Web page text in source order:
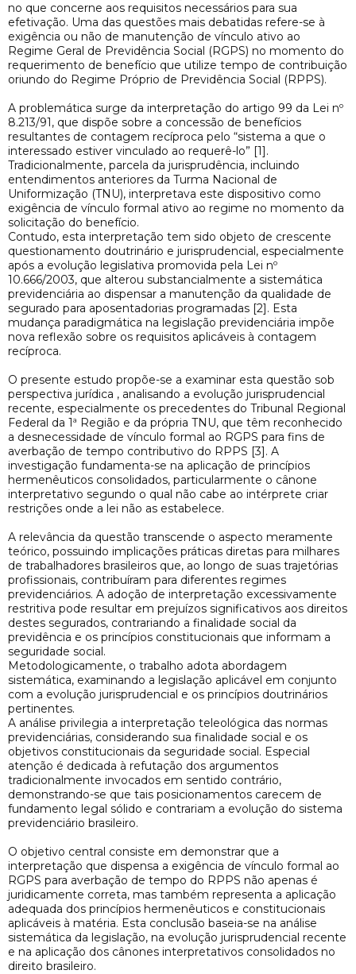
no que concerne aos requisitos necessários para sua
efetivação. Uma das questões mais debatidas refere-se à
exigência ou não de manutenção de vínculo ativo ao
Regime Geral de Previdência Social (RGPS) no momento do
requerimento de benefício que utilize tempo de contribuição
oriundo do Regime Próprio de Previdência Social (RPPS).
A problemática surge da interpretação do artigo 99 da Lei nº
8.213/91, que dispõe sobre a concessão de benefícios
resultantes de contagem recíproca pelo “sistema a que o
interessado estiver vinculado ao requerê-lo” [1].
Tradicionalmente, parcela da jurisprudência, incluindo
entendimentos anteriores da Turma Nacional de
Uniformização (TNU), interpretava este dispositivo como
exigência de vínculo formal ativo ao regime no momento da
solicitação do benefício.
Contudo, esta interpretação tem sido objeto de crescente
questionamento doutrinário e jurisprudencial, especialmente
após a evolução legislativa promovida pela Lei nº
10.666/2003, que alterou substancialmente a sistemática
previdenciária ao dispensar a manutenção da qualidade de
segurado para aposentadorias programadas [2]. Esta
mudança paradigmática na legislação previdenciária impõe
nova reflexão sobre os requisitos aplicáveis à contagem
recíproca.
O presente estudo propõe-se a examinar esta questão sob
perspectiva jurídica , analisando a evolução jurisprudencial
recente, especialmente os precedentes do Tribunal Regional
Federal da 1ª Região e da própria TNU, que têm reconhecido
a desnecessidade de vínculo formal ao RGPS para fins de
averbação de tempo contributivo do RPPS [3]. A
investigação fundamenta-se na aplicação de princípios
hermenêuticos consolidados, particularmente o cânone
interpretativo segundo o qual não cabe ao intérprete criar
restrições onde a lei não as estabelece.
A relevância da questão transcende o aspecto meramente
teórico, possuindo implicações práticas diretas para milhares
de trabalhadores brasileiros que, ao longo de suas trajetórias
profissionais, contribuíram para diferentes regimes
previdenciários. A adoção de interpretação excessivamente
restritiva pode resultar em prejuízos significativos aos direitos
destes segurados, contrariando a finalidade social da
previdência e os princípios constitucionais que informam a
seguridade social.
Metodologicamente, o trabalho adota abordagem
sistemática, examinando a legislação aplicável em conjunto
com a evolução jurisprudencial e os princípios doutrinários
pertinentes.
A análise privilegia a interpretação teleológica das normas
previdenciárias, considerando sua finalidade social e os
objetivos constitucionais da seguridade social. Especial
atenção é dedicada à refutação dos argumentos
tradicionalmente invocados em sentido contrário,
demonstrando-se que tais posicionamentos carecem de
fundamento legal sólido e contrariam a evolução do sistema
previdenciário brasileiro.
O objetivo central consiste em demonstrar que a
interpretação que dispensa a exigência de vínculo formal ao
RGPS para averbação de tempo do RPPS não apenas é
juridicamente correta, mas também representa a aplicação
adequada dos princípios hermenêuticos e constitucionais
aplicáveis à matéria. Esta conclusão baseia-se na análise
sistemática da legislação, na evolução jurisprudencial recente
e na aplicação dos cânones interpretativos consolidados no
direito brasileiro.